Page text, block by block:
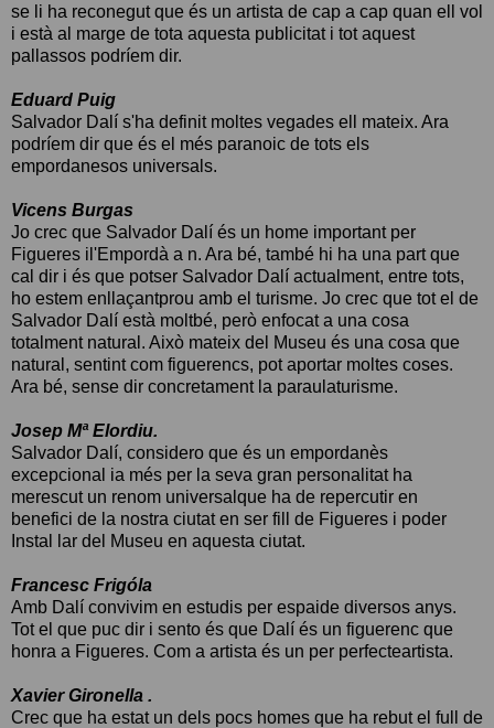
se li ha reconegut que és un artista de cap a cap quan ell vol
i està al marge de tota aquesta publicitat i tot aquest
pallassos podríem dir.
Eduard Puig
Salvador Dalí s'ha definit moltes vegades ell mateix. Ara
podríem dir que és el més paranoic de tots els
empordanesos universals.
Vicens Burgas
Jo crec que Salvador Dalí és un home important per
Figueres il'Empordà a n. Ara bé, també hi ha una part que
cal dir i és que potser Salvador Dalí actualment, entre tots,
ho estem enllaçantprou amb el turisme. Jo crec que tot el de
Salvador Dalí està moltbé, però enfocat a una cosa
totalment natural. Això mateix del Museu és una cosa que
natural, sentint com figuerencs, pot aportar moltes coses.
Ara bé, sense dir concretament la paraulaturisme.
Josep Mª Elordiu.
Salvador Dalí, considero que és un empordanès
excepcional ia més per la seva gran personalitat ha
merescut un renom universalque ha de repercutir en
benefici de la nostra ciutat en ser fill de Figueres i poder
Instal lar del Museu en aquesta ciutat.
Francesc Frigóla
Amb Dalí convivim en estudis per espaide diversos anys.
Tot el que puc dir i sento és que Dalí és un figuerenc que
honra a Figueres. Com a artista és un per perfecteartista.
Xavier Gironella .
Crec que ha estat un dels pocs homes que ha rebut el full de